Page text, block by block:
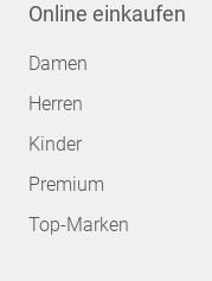
Online einkaufen
Damen
Herren
Kinder
Premium
Top-Marken